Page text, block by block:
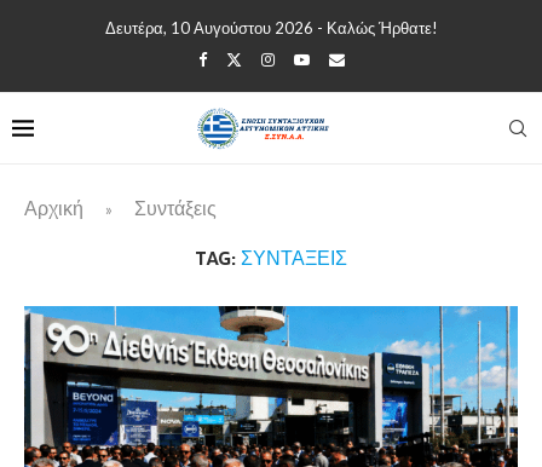
Δευτέρα, 10 Αυγούστου 2026 - Καλώς Ήρθατε!
Αρχική » Συντάξεις
TAG:ΣΥΝΤΆΞΕΙΣ